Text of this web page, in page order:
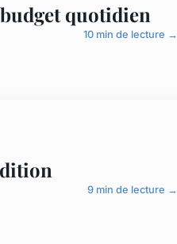
quotidien
10 min de lecture →
9 min de lecture →